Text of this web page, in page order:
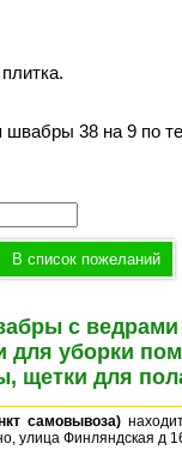
швабры 38 на 9 по
с ведрами
для уборки
щетки для
самовывоза)
улица Финляндская д